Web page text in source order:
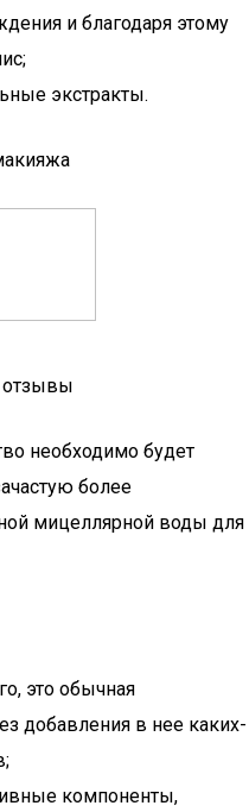
и благодаря этому
экстракты.
отзывы
необходимо будет
более
мицеллярной воды для
это обычная
добавления в нее каких-
компоненты,